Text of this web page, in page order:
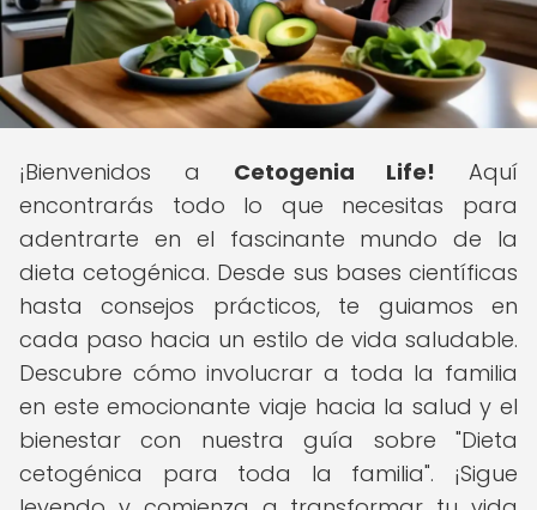
¡Bienvenidos a Cetogenia Life! Aquí
encontrarás todo lo que necesitas para
adentrarte en el fascinante mundo de la
dieta cetogénica. Desde sus bases científicas
hasta consejos prácticos, te guiamos en
cada paso hacia un estilo de vida saludable.
Descubre cómo involucrar a toda la familia
en este emocionante viaje hacia la salud y el
bienestar con nuestra guía sobre "Dieta
cetogénica para toda la familia". ¡Sigue